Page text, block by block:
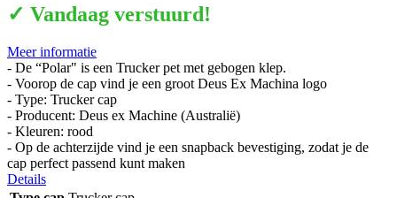
✓ Vandaag verstuurd!
Meer informatie
- De “Polar" is een Trucker pet met gebogen klep.
- Voorop de cap vind je een groot Deus Ex Machina logo
- Type: Trucker cap
- Producent: Deus ex Machine (Australië)
- Kleuren: rood
- Op de achterzijde vind je een snapback bevestiging, zodat je de
cap perfect passend kunt maken
Details